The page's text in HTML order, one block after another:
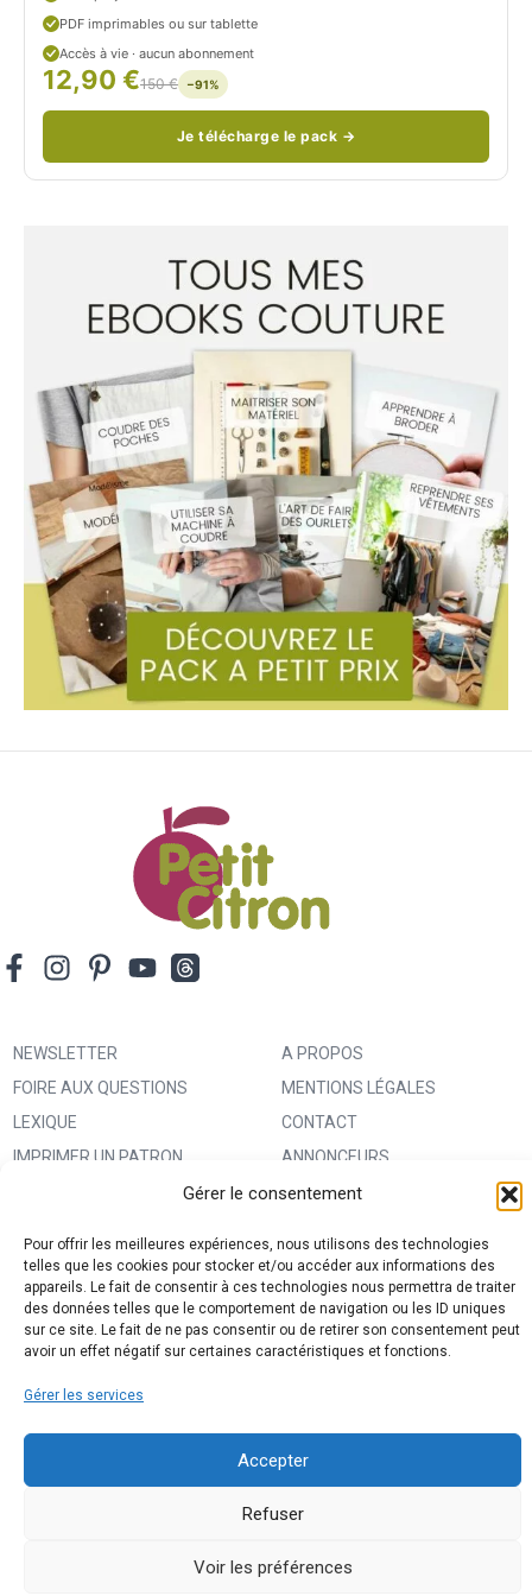
Gérer le consentement
Pour offrir les meilleures expériences, nous utilisons des technologies
telles que les cookies pour stocker et/ou accéder aux informations des
appareils. Le fait de consentir à ces technologies nous permettra de traiter
des données telles que le comportement de navigation ou les ID uniques
sur ce site. Le fait de ne pas consentir ou de retirer son consentement peut
avoir un effet négatif sur certaines caractéristiques et fonctions.
Gérer les services
Accepter
Refuser
Voir les préférences
d
/
PDF imprimables ou sur tablette
Accès à vie · aucun abonnement
12,90 €150 € −91%
Je télécharge le pack →
NEWSLETTER
FOIRE AUX QUESTIONS
LEXIQUE
IMPRIMER UN PATRON
MA BOUTIQUE CREATIVE FABRICA
A PROPOS
MENTIONS LÉGALES
CONTACT
ANNONCEURS
CONDITIONS GÉNÉRALES
POLITIQUE DE CONFIDENTIALITÉ
ET PROTECTION DES DONNÉES
(RGPD)
POLITIQUE DE COOKIES (UE)
DROIT DE RÉTRACTATION